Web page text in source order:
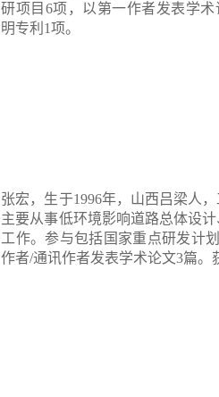
研项目 6项，以第一作者发表学术
明专利 1项。
张宏，生于1996年，山西吕梁人
主要从事低环境影响道路总体设
工作。参与包括国家重点研发计
作者/通讯作者发表学术论文3篇。